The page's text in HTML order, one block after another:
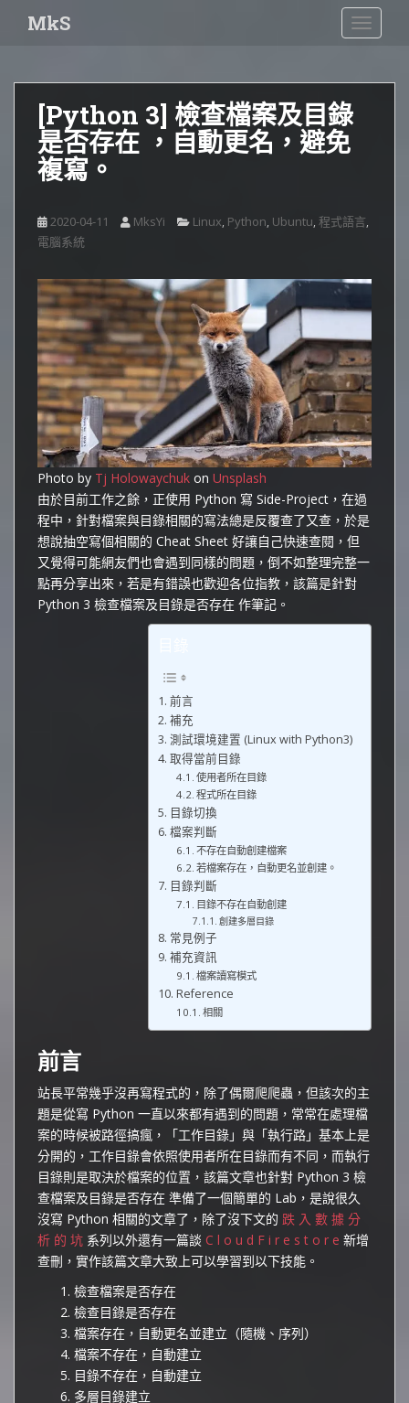
MkS
[Python 3] 檢查檔案及目錄
是否存在 ，自動更名，避免
複寫。
2020-04-11 MksYi Linux, Python, Ubuntu, 程式語言,
電腦系統
Photo by Tj Holowaychuk on Unsplash
由於目前工作之餘，正使用 Python 寫 Side-Project，在過
程中，針對檔案與目錄相關的寫法總是反覆查了又查，於是
想說抽空寫個相關的 Cheat Sheet 好讓自己快速查閱，但
又覺得可能網友們也會遇到同樣的問題，倒不如整理完整一
點再分享出來，若是有錯誤也歡迎各位指教，該篇是針對
Python 3 檢查檔案及目錄是否存在 作筆記。
前言
補充
測試環境建置 (Linux with Python3)
取得當前目錄
使用者所在目錄
程式所在目錄
目錄切換
檔案判斷
不存在自動創建檔案
若檔案存在，自動更名並創建。
目錄判斷
目錄不存在自動創建
創建多層目錄
常見例子
補充資訊
檔案讀寫模式
Reference
相關
前言
站長平常幾乎沒再寫程式的，除了偶爾爬爬蟲，但該次的主
題是從寫 Python 一直以來都有遇到的問題，常常在處理檔
案的時候被路徑搞瘋，「工作目錄」與「執行路」基本上是
分開的，工作目錄會依照使用者所在目錄而有不同，而執行
目錄則是取決於檔案的位置，該篇文章也針對 Python 3 檢
查檔案及目錄是否存在 準備了一個簡單的 Lab，是說很久
沒寫 Python 相關的文章了，除了沒下文的 跌 入 數 據 分
析 的 坑 系列以外還有一篇談 C l o u d F i r e s t o r e 新增
查刪，實作該篇文章大致上可以學習到以下技能。
檢查檔案是否存在
檢查目錄是否存在
檔案存在，自動更名並建立（隨機、序列）
檔案不存在，自動建立
目錄不存在，自動建立
多層目錄建立